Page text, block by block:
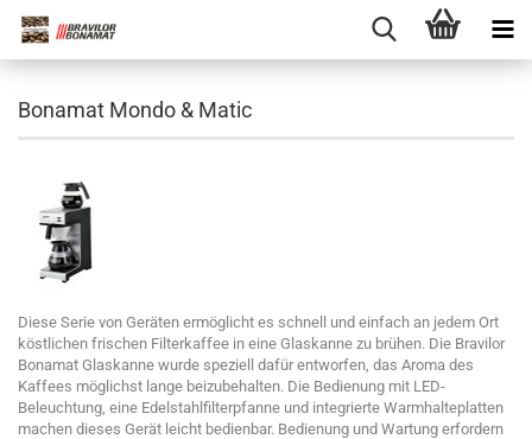
Bonamat Mondo & Matic
Diese Serie von Geräten ermöglicht es schnell und einfach an jedem Ort
köstlichen frischen Filterkaffee in eine Glaskanne zu brühen. Die Bravilor
Bonamat Glaskanne wurde speziell dafür entworfen, das Aroma des
Kaffees möglichst lange beizubehalten. Die Bedienung mit LED-
Beleuchtung, eine Edelstahlfilterpfanne und integrierte Warmhalteplatten
machen dieses Gerät leicht bedienbar. Bedienung und Wartung erfordern